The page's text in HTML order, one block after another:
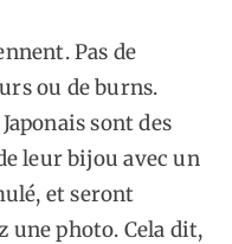
Pas de
ou de burns.
sont des
leur bijou avec un
et seront
une photo. Cela dit,